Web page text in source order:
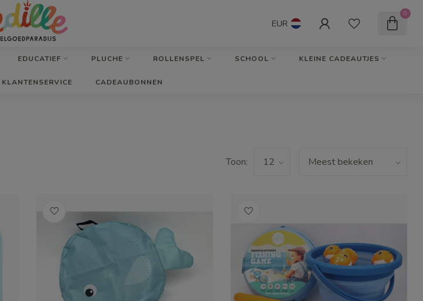
EUR
0
EDUCATIEF PLUCHE ROLLENSPEL SCHOOL KLEINE CADEAUTJES
KLANTENSERVICE CADEAUBONNEN
Toon: